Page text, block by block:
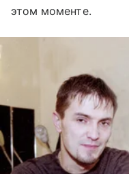
этом моменте.